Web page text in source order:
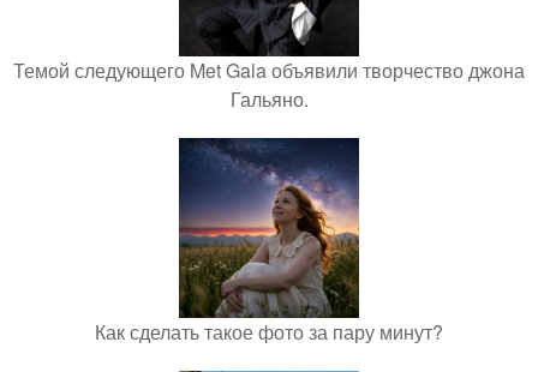
Темой следующего Met Gala объявили творчество джона
Гальяно.
Как сделать такое фото за пару минут?